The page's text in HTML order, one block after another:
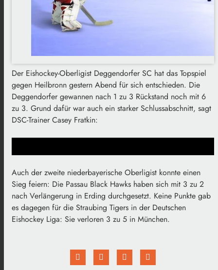
Der Eishockey-Oberligist Deggendorfer SC hat das Topspiel
gegen Heilbronn gestern Abend für sich entschieden. Die
Deggendorfer gewannen nach 1 zu 3 Rückstand noch mit 6
zu 3. Grund dafür war auch ein starker Schlussabschnitt, sagt
DSC-Trainer Casey Fratkin:
Auch der zweite niederbayerische Oberligist konnte einen
Sieg feiern: Die Passau Black Hawks haben sich mit 3 zu 2
nach Verlängerung in Erding durchgesetzt. Keine Punkte gab
es dagegen für die Straubing Tigers in der Deutschen
Eishockey Liga: Sie verloren 3 zu 5 in München.